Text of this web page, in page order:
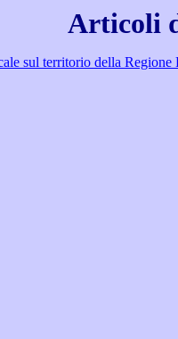
Articoli
sul territorio della Regione